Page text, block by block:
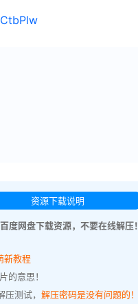
资源下载说明
度网盘下载资源，不要在线解压！
新教程
的意思！
测试， 解压密码是没有问题的！